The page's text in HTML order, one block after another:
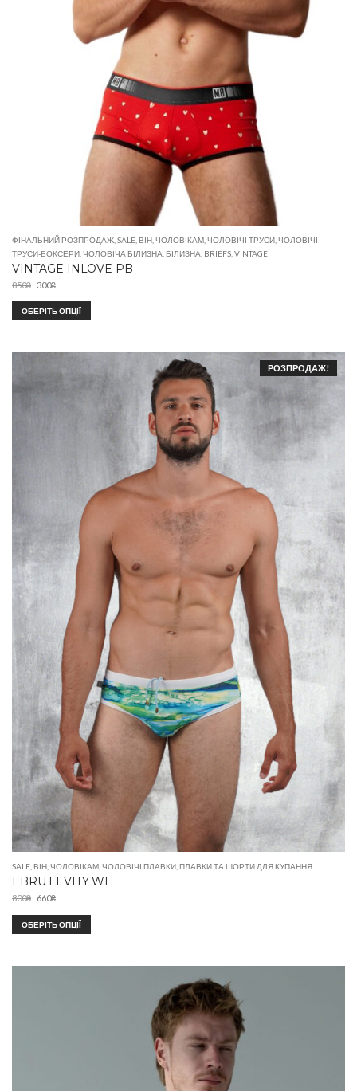
ФІНАЛЬНИЙ РОЗПРОДАЖ SALE ВІН ЧОЛОВІКАМ ЧОЛОВІЧІ ТРУСИ ЧОЛОВІЧІ
ТРУСИ-БОКСЕРИ ЧОЛОВІЧА БІЛИЗНА БІЛИЗНА BRIEFS VINTAGE
VINTAGE INLOVE PB
850₴ 300₴
ОБЕРІТЬ ОПЦІЇ
РОЗПРОДАЖ!
SALE ВІН ЧОЛОВІКАМ ЧОЛОВІЧІ ПЛАВКИ ПЛАВКИ ТА ШОРТИ ДЛЯ КУПАННЯ
EBRU LEVITY WE
800₴ 660₴
ОБЕРІТЬ ОПЦІЇ